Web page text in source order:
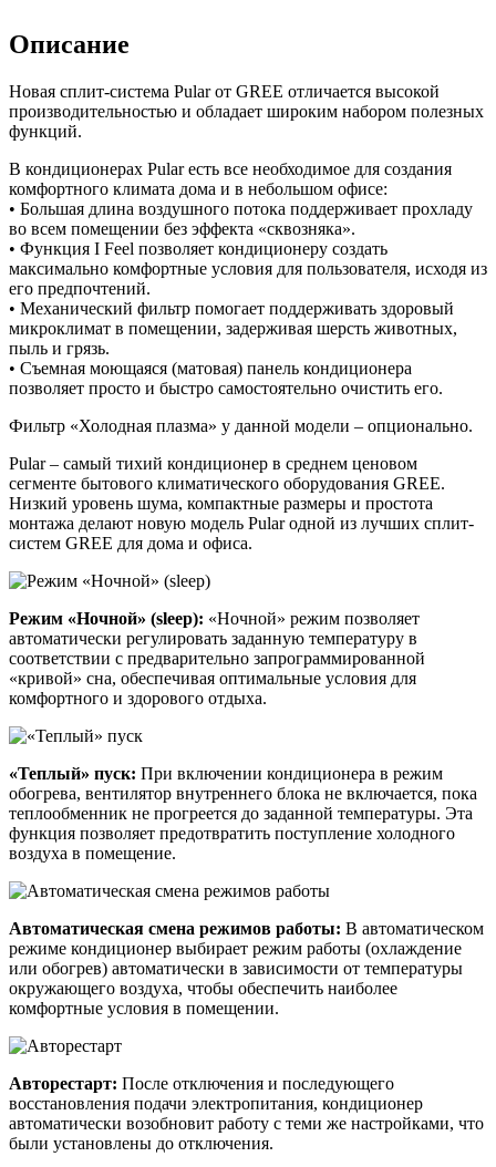
Описание
Новая сплит-система Pular от GREE отличается высокой
производительностью и обладает широким набором полезных
функций.
В кондиционерах Pular есть все необходимое для создания
комфортного климата дома и в небольшом офисе:
• Большая длина воздушного потока поддерживает прохладу
во всем помещении без эффекта «сквозняка».
• Функция I Feel позволяет кондиционеру создать
максимально комфортные условия для пользователя, исходя из
его предпочтений.
• Механический фильтр помогает поддерживать здоровый
микроклимат в помещении, задерживая шерсть животных,
пыль и грязь.
• Съемная моющаяся (матовая) панель кондиционера
позволяет просто и быстро самостоятельно очистить его.
Фильтр «Холодная плазма» у данной модели – опционально.
Pular – самый тихий кондиционер в среднем ценовом
сегменте бытового климатического оборудования GREE.
Низкий уровень шума, компактные размеры и простота
монтажа делают новую модель Pular одной из лучших сплит-
систем GREE для дома и офиса.
Режим «Ночной» (sleep): «Ночной» режим позволяет
автоматически регулировать заданную температуру в
соответствии с предварительно запрограммированной
«кривой» сна, обеспечивая оптимальные условия для
комфортного и здорового отдыха.
«Теплый» пуск: При включении кондиционера в режим
обогрева, вентилятор внутреннего блока не включается, пока
теплообменник не прогреется до заданной температуры. Эта
функция позволяет предотвратить поступление холодного
воздуха в помещение.
Автоматическая смена режимов работы: В автоматическом
режиме кондиционер выбирает режим работы (охлаждение
или обогрев) автоматически в зависимости от температуры
окружающего воздуха, чтобы обеспечить наиболее
комфортные условия в помещении.
Авторестарт: После отключения и последующего
восстановления подачи электропитания, кондиционер
автоматически возобновит работу с теми же настройками, что
были установлены до отключения.